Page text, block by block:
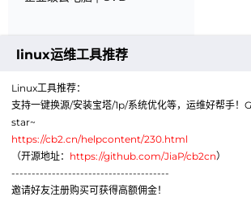
linux运维工具推荐
Linux工具推荐：
支持一键换源/安装宝塔/1p/系统优化等，运维好帮手
star~
https://cb2.cn/helpcontent/230.html
（开源地址： https://github.com/JiaP/cb2cn）
---------------------------------------
邀请好友注册购买可获得高额佣金！